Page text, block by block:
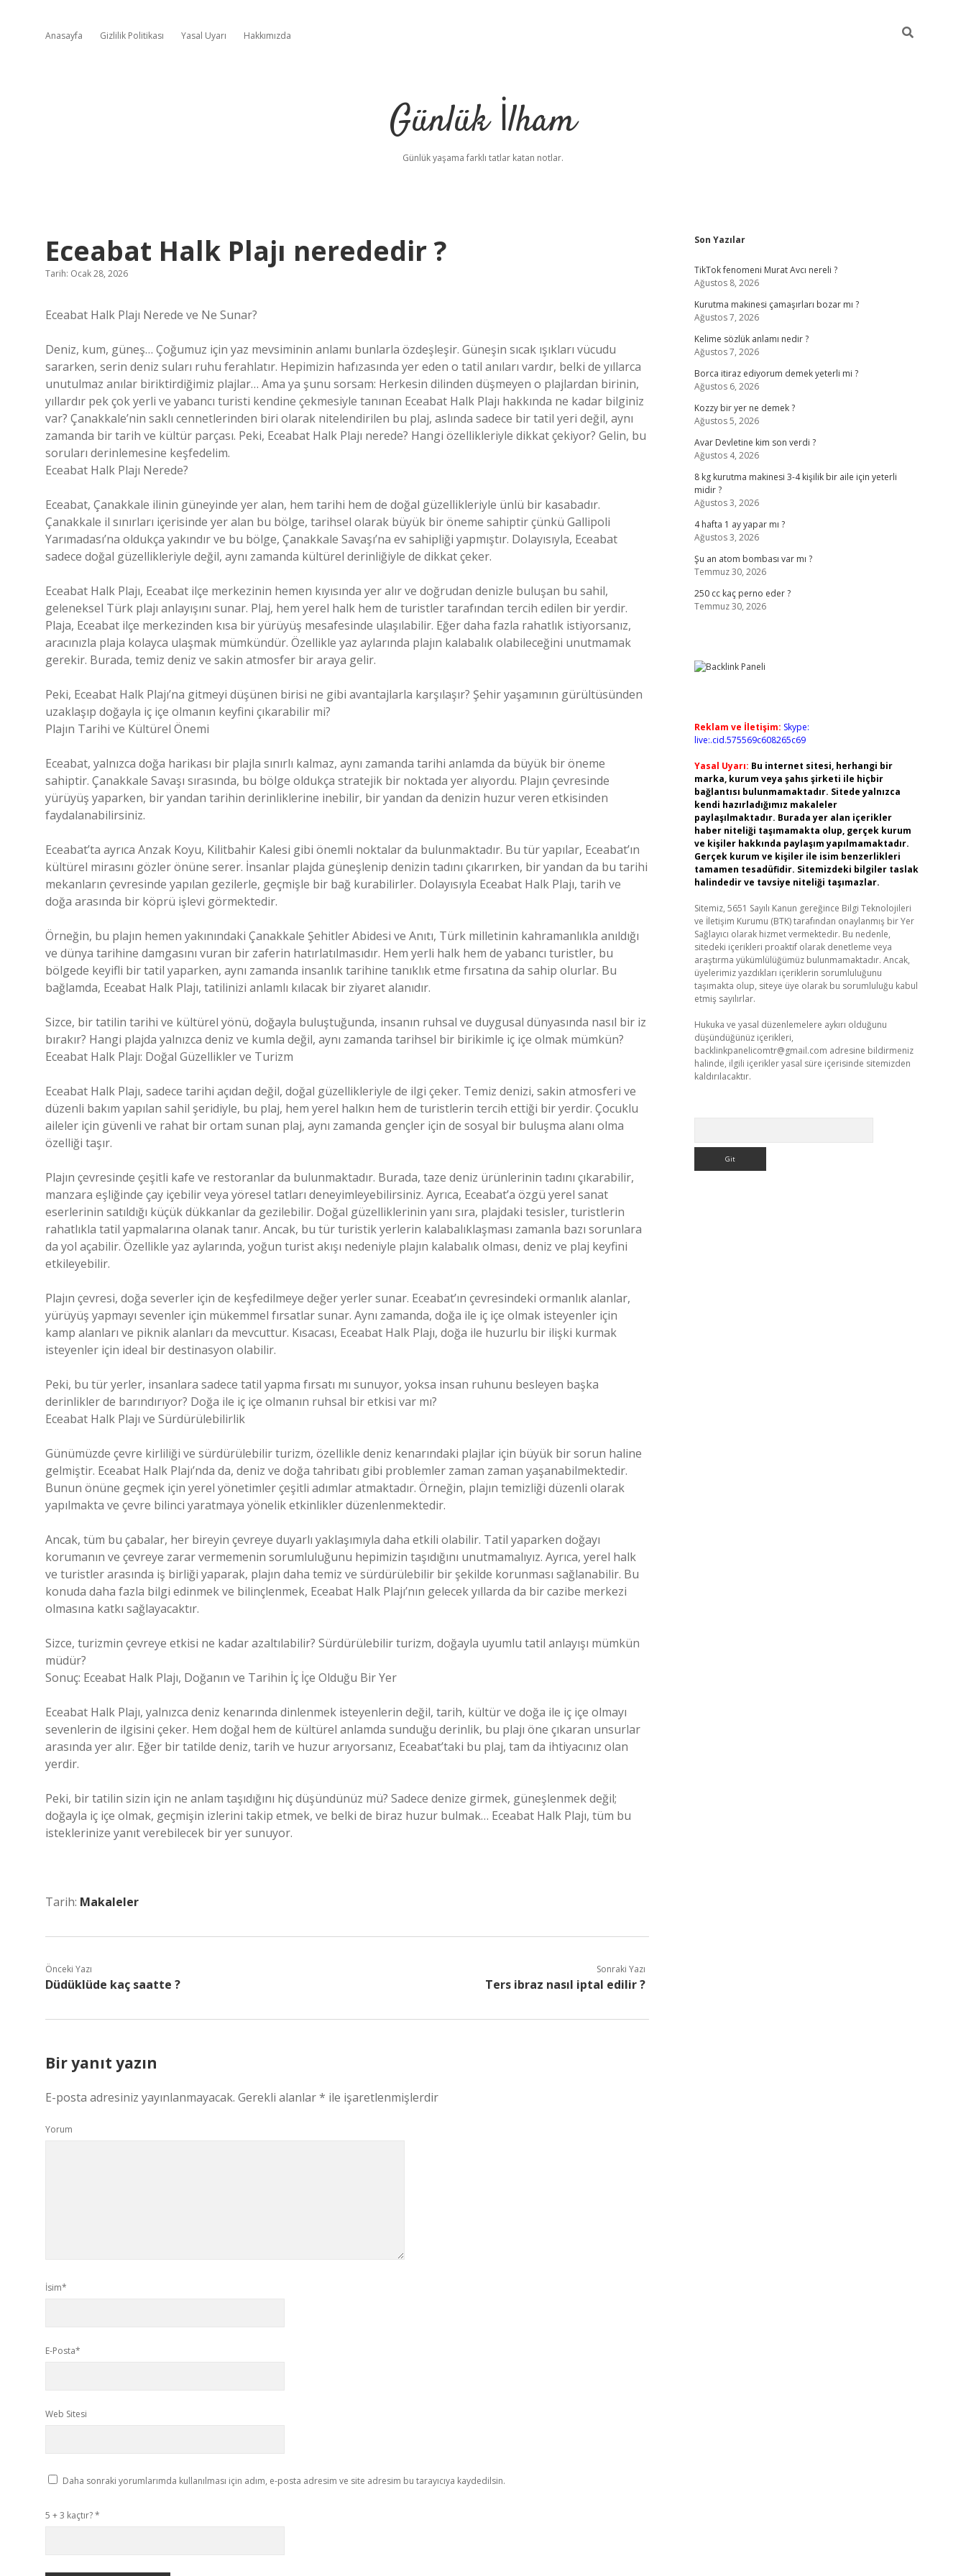
Anasayfa Gizlilik Politikası Yasal Uyarı Hakkımızda
Günlük İlham
Günlük yaşama farklı tatlar katan notlar.
Eceabat Halk Plajı nerededir ?
Tarih: Ocak 28, 2026
Eceabat Halk Plajı Nerede ve Ne Sunar?
Deniz, kum, güneş… Çoğumuz için yaz mevsiminin anlamı bunlarla özdeşleşir. Güneşin sıcak ışıkları vücudu
sararken, serin deniz suları ruhu ferahlatır. Hepimizin hafızasında yer eden o tatil anıları vardır, belki de yıllarca
unutulmaz anılar biriktirdiğimiz plajlar… Ama ya şunu sorsam: Herkesin dilinden düşmeyen o plajlardan birinin,
yıllardır pek çok yerli ve yabancı turisti kendine çekmesiyle tanınan Eceabat Halk Plajı hakkında ne kadar bilginiz
var? Çanakkale’nin saklı cennetlerinden biri olarak nitelendirilen bu plaj, aslında sadece bir tatil yeri değil, aynı
zamanda bir tarih ve kültür parçası. Peki, Eceabat Halk Plajı nerede? Hangi özellikleriyle dikkat çekiyor? Gelin, bu
soruları derinlemesine keşfedelim.
Eceabat Halk Plajı Nerede?
Eceabat, Çanakkale ilinin güneyinde yer alan, hem tarihi hem de doğal güzellikleriyle ünlü bir kasabadır.
Çanakkale il sınırları içerisinde yer alan bu bölge, tarihsel olarak büyük bir öneme sahiptir çünkü Gallipoli
Yarımadası’na oldukça yakındır ve bu bölge, Çanakkale Savaşı’na ev sahipliği yapmıştır. Dolayısıyla, Eceabat
sadece doğal güzellikleriyle değil, aynı zamanda kültürel derinliğiyle de dikkat çeker.
Eceabat Halk Plajı, Eceabat ilçe merkezinin hemen kıyısında yer alır ve doğrudan denizle buluşan bu sahil,
geleneksel Türk plajı anlayışını sunar. Plaj, hem yerel halk hem de turistler tarafından tercih edilen bir yerdir.
Plaja, Eceabat ilçe merkezinden kısa bir yürüyüş mesafesinde ulaşılabilir. Eğer daha fazla rahatlık istiyorsanız,
aracınızla plaja kolayca ulaşmak mümkündür. Özellikle yaz aylarında plajın kalabalık olabileceğini unutmamak
gerekir. Burada, temiz deniz ve sakin atmosfer bir araya gelir.
Peki, Eceabat Halk Plajı’na gitmeyi düşünen birisi ne gibi avantajlarla karşılaşır? Şehir yaşamının gürültüsünden
uzaklaşıp doğayla iç içe olmanın keyfini çıkarabilir mi?
Plajın Tarihi ve Kültürel Önemi
Eceabat, yalnızca doğa harikası bir plajla sınırlı kalmaz, aynı zamanda tarihi anlamda da büyük bir öneme
sahiptir. Çanakkale Savaşı sırasında, bu bölge oldukça stratejik bir noktada yer alıyordu. Plajın çevresinde
yürüyüş yaparken, bir yandan tarihin derinliklerine inebilir, bir yandan da denizin huzur veren etkisinden
faydalanabilirsiniz.
Eceabat’ta ayrıca Anzak Koyu, Kilitbahir Kalesi gibi önemli noktalar da bulunmaktadır. Bu tür yapılar, Eceabat’ın
kültürel mirasını gözler önüne serer. İnsanlar plajda güneşlenip denizin tadını çıkarırken, bir yandan da bu tarihi
mekanların çevresinde yapılan gezilerle, geçmişle bir bağ kurabilirler. Dolayısıyla Eceabat Halk Plajı, tarih ve
doğa arasında bir köprü işlevi görmektedir.
Örneğin, bu plajın hemen yakınındaki Çanakkale Şehitler Abidesi ve Anıtı, Türk milletinin kahramanlıkla anıldığı
ve dünya tarihine damgasını vuran bir zaferin hatırlatılmasıdır. Hem yerli halk hem de yabancı turistler, bu
bölgede keyifli bir tatil yaparken, aynı zamanda insanlık tarihine tanıklık etme fırsatına da sahip olurlar. Bu
bağlamda, Eceabat Halk Plajı, tatilinizi anlamlı kılacak bir ziyaret alanıdır.
Sizce, bir tatilin tarihi ve kültürel yönü, doğayla buluştuğunda, insanın ruhsal ve duygusal dünyasında nasıl bir iz
bırakır? Hangi plajda yalnızca deniz ve kumla değil, aynı zamanda tarihsel bir birikimle iç içe olmak mümkün?
Eceabat Halk Plajı: Doğal Güzellikler ve Turizm
Eceabat Halk Plajı, sadece tarihi açıdan değil, doğal güzellikleriyle de ilgi çeker. Temiz denizi, sakin atmosferi ve
düzenli bakım yapılan sahil şeridiyle, bu plaj, hem yerel halkın hem de turistlerin tercih ettiği bir yerdir. Çocuklu
aileler için güvenli ve rahat bir ortam sunan plaj, aynı zamanda gençler için de sosyal bir buluşma alanı olma
özelliği taşır.
Plajın çevresinde çeşitli kafe ve restoranlar da bulunmaktadır. Burada, taze deniz ürünlerinin tadını çıkarabilir,
manzara eşliğinde çay içebilir veya yöresel tatları deneyimleyebilirsiniz. Ayrıca, Eceabat’a özgü yerel sanat
eserlerinin satıldığı küçük dükkanlar da gezilebilir. Doğal güzelliklerinin yanı sıra, plajdaki tesisler, turistlerin
rahatlıkla tatil yapmalarına olanak tanır. Ancak, bu tür turistik yerlerin kalabalıklaşması zamanla bazı sorunlara
da yol açabilir. Özellikle yaz aylarında, yoğun turist akışı nedeniyle plajın kalabalık olması, deniz ve plaj keyfini
etkileyebilir.
Plajın çevresi, doğa severler için de keşfedilmeye değer yerler sunar. Eceabat’ın çevresindeki ormanlık alanlar,
yürüyüş yapmayı sevenler için mükemmel fırsatlar sunar. Aynı zamanda, doğa ile iç içe olmak isteyenler için
kamp alanları ve piknik alanları da mevcuttur. Kısacası, Eceabat Halk Plajı, doğa ile huzurlu bir ilişki kurmak
isteyenler için ideal bir destinasyon olabilir.
Peki, bu tür yerler, insanlara sadece tatil yapma fırsatı mı sunuyor, yoksa insan ruhunu besleyen başka
derinlikler de barındırıyor? Doğa ile iç içe olmanın ruhsal bir etkisi var mı?
Eceabat Halk Plajı ve Sürdürülebilirlik
Günümüzde çevre kirliliği ve sürdürülebilir turizm, özellikle deniz kenarındaki plajlar için büyük bir sorun haline
gelmiştir. Eceabat Halk Plajı’nda da, deniz ve doğa tahribatı gibi problemler zaman zaman yaşanabilmektedir.
Bunun önüne geçmek için yerel yönetimler çeşitli adımlar atmaktadır. Örneğin, plajın temizliği düzenli olarak
yapılmakta ve çevre bilinci yaratmaya yönelik etkinlikler düzenlenmektedir.
Ancak, tüm bu çabalar, her bireyin çevreye duyarlı yaklaşımıyla daha etkili olabilir. Tatil yaparken doğayı
korumanın ve çevreye zarar vermemenin sorumluluğunu hepimizin taşıdığını unutmamalıyız. Ayrıca, yerel halk
ve turistler arasında iş birliği yaparak, plajın daha temiz ve sürdürülebilir bir şekilde korunması sağlanabilir. Bu
konuda daha fazla bilgi edinmek ve bilinçlenmek, Eceabat Halk Plajı’nın gelecek yıllarda da bir cazibe merkezi
olmasına katkı sağlayacaktır.
Sizce, turizmin çevreye etkisi ne kadar azaltılabilir? Sürdürülebilir turizm, doğayla uyumlu tatil anlayışı mümkün
müdür?
Sonuç: Eceabat Halk Plajı, Doğanın ve Tarihin İç İçe Olduğu Bir Yer
Eceabat Halk Plajı, yalnızca deniz kenarında dinlenmek isteyenlerin değil, tarih, kültür ve doğa ile iç içe olmayı
sevenlerin de ilgisini çeker. Hem doğal hem de kültürel anlamda sunduğu derinlik, bu plajı öne çıkaran unsurlar
arasında yer alır. Eğer bir tatilde deniz, tarih ve huzur arıyorsanız, Eceabat’taki bu plaj, tam da ihtiyacınız olan
yerdir.
Peki, bir tatilin sizin için ne anlam taşıdığını hiç düşündünüz mü? Sadece denize girmek, güneşlenmek değil;
doğayla iç içe olmak, geçmişin izlerini takip etmek, ve belki de biraz huzur bulmak… Eceabat Halk Plajı, tüm bu
isteklerinize yanıt verebilecek bir yer sunuyor.
Tarih: Makaleler
Önceki Yazı
Düdüklüde kaç saatte ?
Sonraki Yazı
Ters ibraz nasıl iptal edilir ?
Bir yanıt yazın
E-posta adresiniz yayınlanmayacak. Gerekli alanlar* ile işaretlenmişlerdir
Yorum
İsim*
E-Posta*
Web Sitesi
Daha sonraki yorumlarımda kullanılması için adım, e-posta adresim ve site adresim bu tarayıcıya kaydedilsin.
5 + 3 kaçtır?*
Sidebar
Son Yazılar
TikTok fenomeni Murat Avcı nereli ?
Ağustos 8, 2026
Kurutma makinesi çamaşırları bozar mı ?
Ağustos 7, 2026
Kelime sözlük anlamı nedir ?
Ağustos 7, 2026
Borca itiraz ediyorum demek yeterli mi ?
Ağustos 6, 2026
Kozzy bir yer ne demek ?
Ağustos 5, 2026
Avar Devletine kim son verdi ?
Ağustos 4, 2026
8 kg kurutma makinesi 3-4 kişilik bir aile için yeterli
midir ?
Ağustos 3, 2026
4 hafta 1 ay yapar mı ?
Ağustos 3, 2026
Şu an atom bombası var mı ?
Temmuz 30, 2026
250 cc kaç perno eder ?
Temmuz 30, 2026
Reklam ve İletişim: Skype:
live:.cid.575569c608265c69
Yasal Uyarı: Bu internet sitesi, herhangi bir
marka, kurum veya şahıs şirketi ile hiçbir
bağlantısı bulunmamaktadır. Sitede yalnızca
kendi hazırladığımız makaleler
paylaşılmaktadır. Burada yer alan içerikler
haber niteliği taşımamakta olup, gerçek kurum
ve kişiler hakkında paylaşım yapılmamaktadır.
Gerçek kurum ve kişiler ile isim benzerlikleri
tamamen tesadüfidir. Sitemizdeki bilgiler taslak
halindedir ve tavsiye niteliği taşımazlar.
Sitemiz, 5651 Sayılı Kanun gereğince Bilgi Teknolojileri
ve İletişim Kurumu (BTK) tarafından onaylanmış bir Yer
Sağlayıcı olarak hizmet vermektedir. Bu nedenle,
sitedeki içerikleri proaktif olarak denetleme veya
araştırma yükümlülüğümüz bulunmamaktadır. Ancak,
üyelerimiz yazdıkları içeriklerin sorumluluğunu
taşımakta olup, siteye üye olarak bu sorumluluğu kabul
etmiş sayılırlar.
Hukuka ve yasal düzenlemelere aykırı olduğunu
düşündüğünüz içerikleri,
backlinkpanelicomtr@gmail.com adresine bildirmeniz
halinde, ilgili içerikler yasal süre içerisinde sitemizden
kaldırılacaktır.